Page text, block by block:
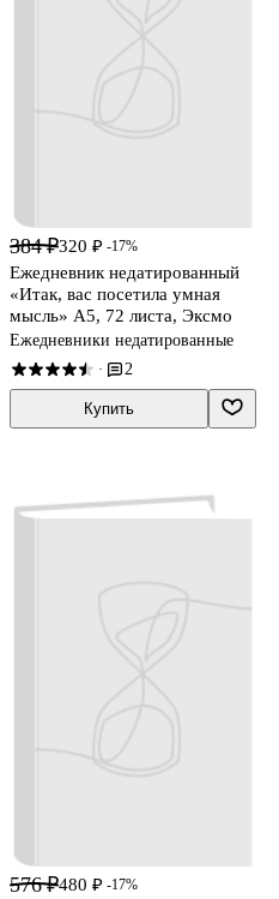
384 ₽320 ₽ -17%
Ежедневник недатированный
«Итак, вас посетила умная
мысль» А5, 72 листа, Эксмо
Ежедневники недатированные
· 2
Купить
576 ₽480 ₽ -17%